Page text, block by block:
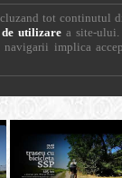
tot continutul
utilizare a site-ului.
implica